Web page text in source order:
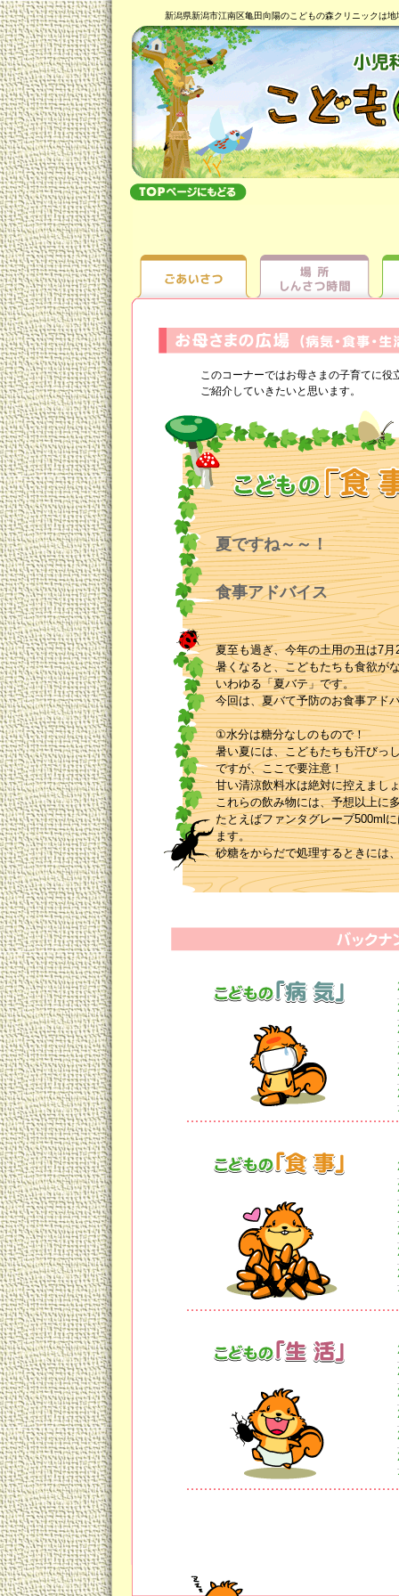
新潟県新潟市江南区亀田向陽のこどもの森クリニックは
このコーナーではお母さまの子育てに
ご紹介していきたいと思います。
夏ですね～～！
夏
食事アドバイス
夏至も過ぎ、今年の土用の丑は7
暑くなると、こどもたちも食欲が
いわゆる「夏バテ」です。
今回は、夏バて予防のお食事アド
①水分は糖分なしのもので！
暑い夏には、こどもたちも汗びっ
ですが、ここで要注意！
甘い清涼飲料水は絶対に控えまし
これらの飲み物には、予想以上に
たとえばファンタグレープ500ml
ます。
砂糖をからだで処理するときには
ビタミンB１は糖質をからだが用
謝できなくなり、処理できない糖
果汁100％の飲み物も意外にたく
スポーツドリンク500mlにも10本
甘いのにカロリーオフと書いてあ
これらの甘味料はまだ歴史が浅
水分補給としては、麦茶、番茶な
お茶に飽きたら、水にレモンを搾
②ビタミンB１補給の食材をチョ
糖質代謝に不可欠なビタミンB１
豚肉、レバー、うなぎ、枝豆、胚
見るからにスタミナ食の「ニンニ
新潟の夏の味覚、枝豆もgoodです
主食に胚芽米、強化米などを取り
③夏野菜でからだをクーリング！
なす、きゅうり、トマト、レタ
してくれます。
旬のものは、からだに優しい！
④ハーブ、スパイスを賢く活用！
暑いときには、ぴりっと辛いカレ
和風ハーブとも言える「しその葉
実はこれら、とっても夏のからだ
カレー粉や唐辛子には、発汗作
くれます。
しその葉には、B１、B２、Cな
材です。
お茶で水分、ビタミンB１摂取を